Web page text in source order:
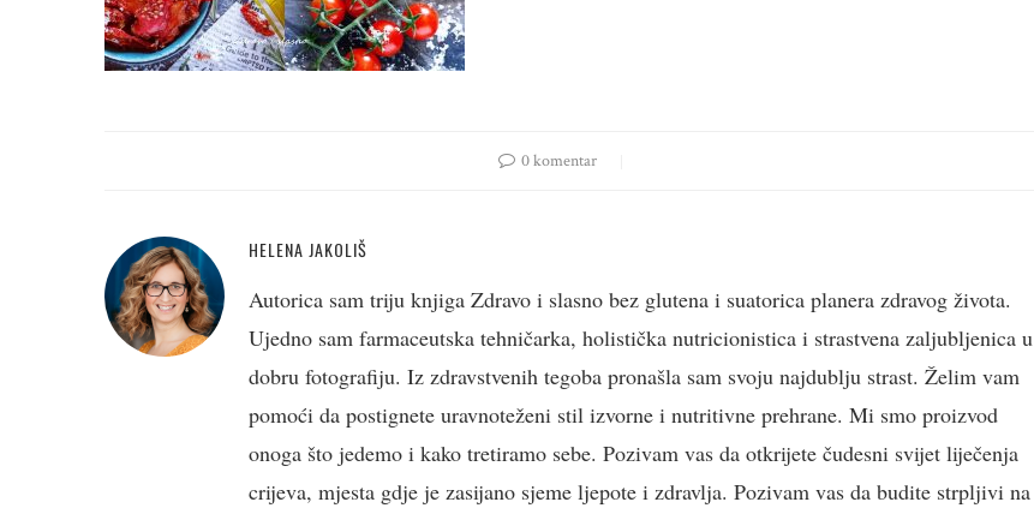
0 komentar
HELENA JAKOLIŠ
Autorica sam triju knjiga Zdravo i slasno bez glutena i suatorica planera zdravog života.
Ujedno sam farmaceutska tehničarka, holistička nutricionistica i strastvena zaljubljenica u
dobru fotografiju. Iz zdravstvenih tegoba pronašla sam svoju najdublju strast. Želim vam
pomoći da postignete uravnoteženi stil izvorne i nutritivne prehrane. Mi smo proizvod
onoga što jedemo i kako tretiramo sebe. Pozivam vas da otkrijete čudesni svijet liječenja
crijeva, mjesta gdje je zasijano sjeme ljepote i zdravlja. Pozivam vas da budite strpljivi na